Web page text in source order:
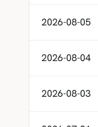
2026-08-05
2026-08-04
2026-08-03